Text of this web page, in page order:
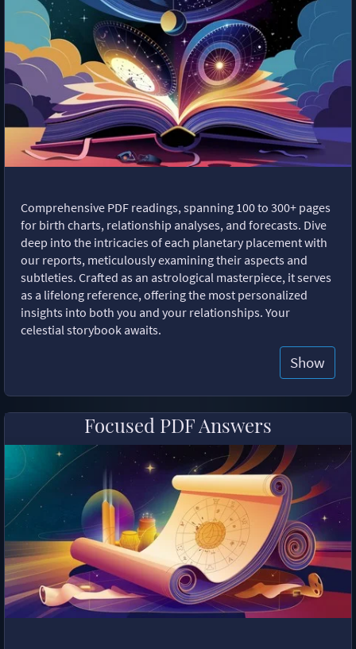
Comprehensive PDF readings, spanning 100 to 300+ pages
for birth charts, relationship analyses, and forecasts. Dive
deep into the intricacies of each planetary placement with
our reports, meticulously examining their aspects and
subtleties. Crafted as an astrological masterpiece, it serves
as a lifelong reference, offering the most personalized
insights into both you and your relationships. Your
celestial storybook awaits.
Show
Focused PDF Answers